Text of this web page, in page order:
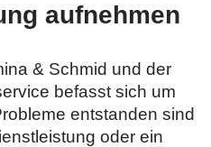
aufnehmen
& Schmid und der
befasst sich um
entstanden sind
oder ein